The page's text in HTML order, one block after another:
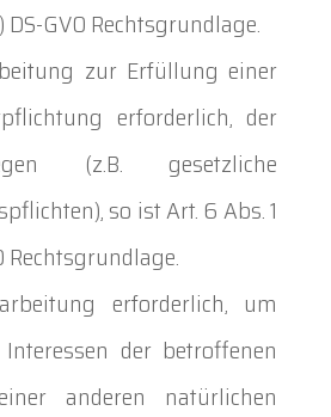
DS-GVO Rechtsgrundlage.
zur Erfüllung einer
erforderlich, der
(z.B. gesetzliche
so ist Art. 6 Abs. 1
Rechtsgrundlage.
erforderlich, um
der betroffenen
anderen natürlichen